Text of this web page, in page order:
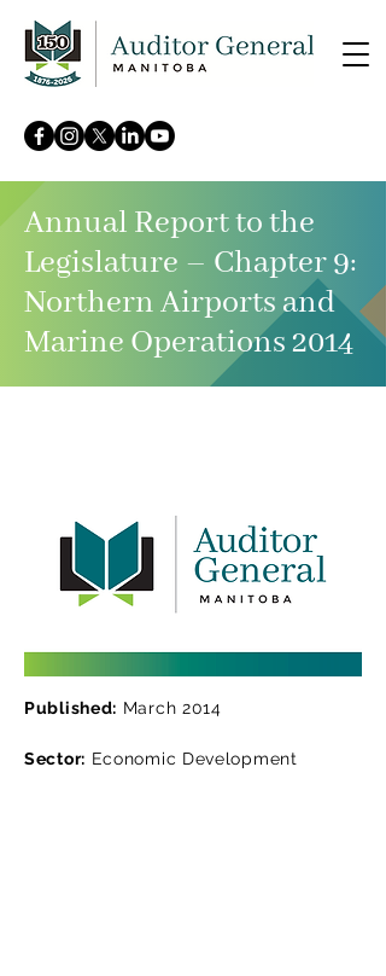
Annual Report to the
Legislature – Chapter 9:
Northern Airports and
Marine Operations 2014
Published: March 2014
Sector: Economic Development